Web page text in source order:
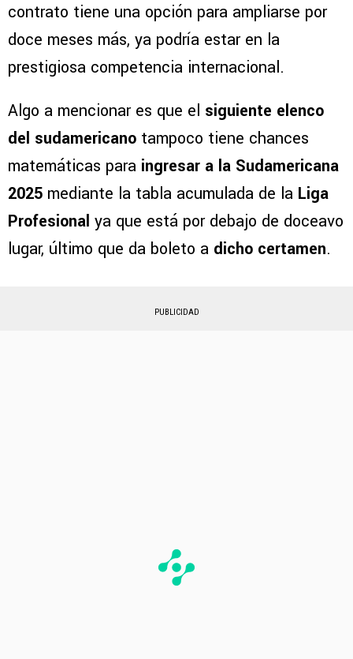
contrato tiene una opción para ampliarse por
doce meses más, ya podría estar en la
prestigiosa competencia internacional.
Algo a mencionar es que el siguiente elenco
del sudamericano tampoco tiene chances
matemáticas para ingresar a la Sudamericana
2025 mediante la tabla acumulada de la Liga
Profesional ya que está por debajo de doceavo
lugar, último que da boleto a dicho certamen.
PUBLICIDAD